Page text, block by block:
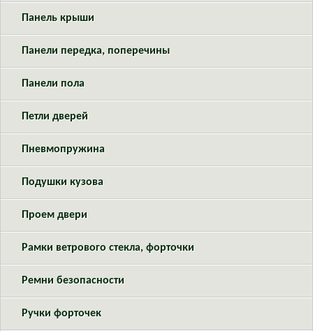
Панель крыши
Панели передка, поперечины
Панели пола
Петли дверей
Пневмопружина
Подушки кузова
Проем двери
Рамки ветрового стекла, форточки
Ремни безопасности
Ручки форточек